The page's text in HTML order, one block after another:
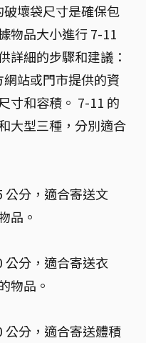
壞袋尺寸是確保包
物品大小進行 7-11
詳細的步驟和建議：
站或門市提供的資
寸和容積。 7-11 的
大型三種，分別適合
公分，適合寄送文
品。
公分，適合寄送衣
物品。
公分，適合寄送體積